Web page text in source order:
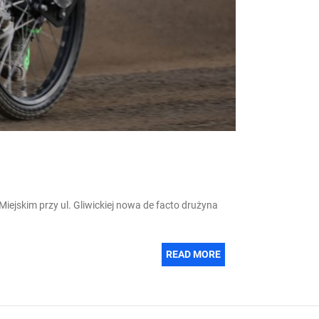
przy ul. Gliwickiej nowa de facto drużyna
READ MORE